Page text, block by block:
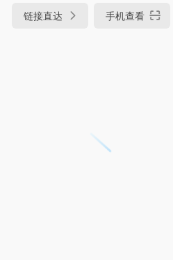
链接直达 手机查看